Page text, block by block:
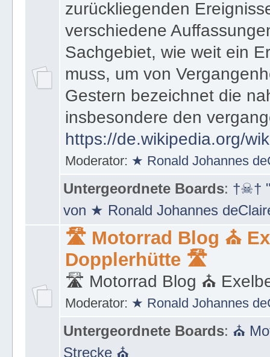
📩 Die Vergangenheit ist
zurückliegenden
verschiedene
Sachgebiet, wie weit ein
muss, um von
Gestern bezeichnet die
insbesondere den
https://de.wikipedia.org/
Moderator:★ Ronald Johannes
Untergeordnete Boards:†☠†
von ★ Ronald Johannes
🛣 Motorrad Blog ⛪
Dopplerhütte 🛣
🛣 Motorrad Blog ⛪
Moderator:★ Ronald Johannes